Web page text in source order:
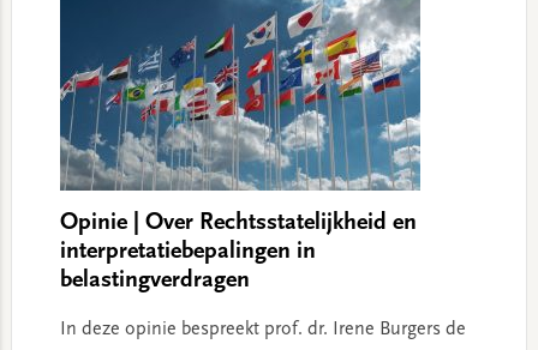
Opinie | Over Rechtsstatelijkheid en
interpretatiebepalingen in
belastingverdragen
In deze opinie bespreekt prof. dr. Irene Burgers de